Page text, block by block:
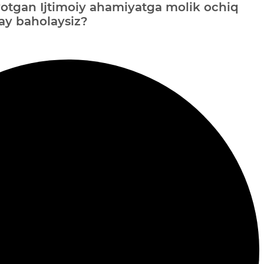
Ijtimoiy ahamiyatga molik ochiq
baholaysiz?